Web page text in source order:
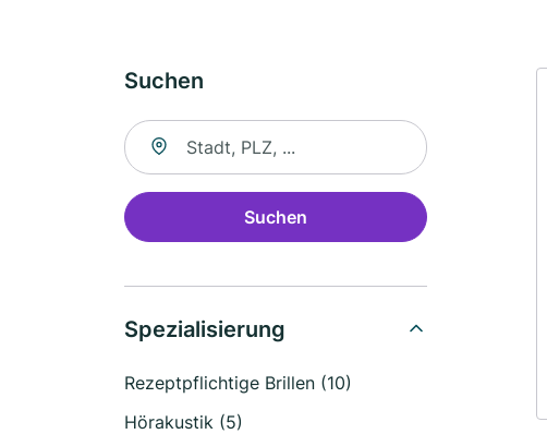
Suchen
Suche nach Ort
Suchen
Spezialisierung
Rezeptpflichtige Brillen (10)
Hörakustik (5)